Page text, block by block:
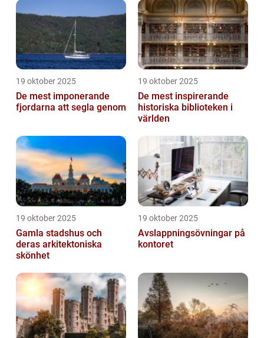
19 oktober 2025
De mest imponerande
fjordarna att segla genom
19 oktober 2025
De mest inspirerande
historiska biblioteken i
världen
19 oktober 2025
Gamla stadshus och
deras arkitektoniska
skönhet
19 oktober 2025
Avslappningsövningar på
kontoret